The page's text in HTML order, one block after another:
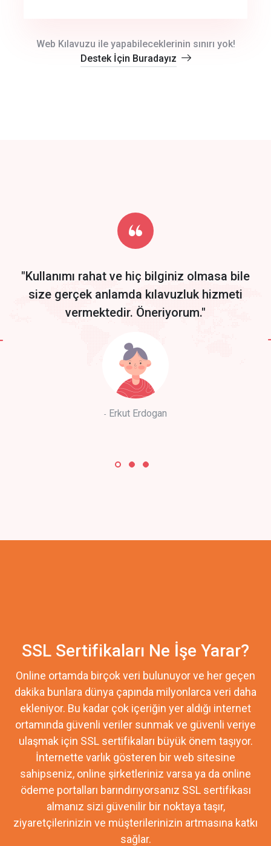
Start by trying our service for 30 days free trial no credit card
required.
Web Kılavuzu ile yapabileceklerinin sınırı yok!
Destek İçin Buradayız
"Kullanımı rahat ve hiç bilginiz olmasa bile
size gerçek anlamda kılavuzluk hizmeti
vermektedir. Öneriyorum."
Erkut Erdogan
SSL Sertifikaları Ne İşe Yarar?
Online ortamda birçok veri bulunuyor ve her geçen
dakika bunlara dünya çapında milyonlarca veri daha
ekleniyor. Bu kadar çok içeriğin yer aldığı internet
ortamında güvenli veriler sunmak ve güvenli veriye
ulaşmak için SSL sertifikaları büyük önem taşıyor.
İnternette varlık gösteren bir web sitesine
sahipseniz, online şirketleriniz varsa ya da online
ödeme portalları barındırıyorsanız SSL sertifikası
almanız sizi güvenilir bir noktaya taşır,
ziyaretçilerinizin ve müşterilerinizin artmasına katkı
sağlar.